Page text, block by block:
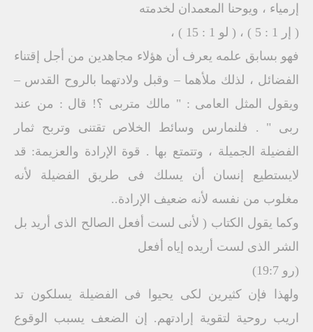
إرمياء ، ويوحنا المعمدان لخدمته
( إر 1 : 5 ) ، ( لو 1 : 15 ) ،
فهو بسابق علمه يعرف أن هؤلاء مجاهدين من أجل إقتناء
الفضائل ، لذلك ملأهما – وقبل ولادتهما بالروح القدس –
ويقول المثل العامى : " مالك متربى ؟! قال : من عند
ربى " . فلنمارس وسائط الخلاص تقتنى وتربح ثمار
الفضيلة الجميلة ، وتتمتع بها . قوة الإرادة والعزيمة: ‏قد
لايستطيع إنسان أن يسلك فى طريق الفضيلة لأنه
مغلوب من نفسه لأنه ضعيف الإرادة..
وكما يقول الكتاب ( لأنى لست أفعل الصالح الذى أريد بل
الشر الذى لست أريده إياه أفعل
(رو 19:7) ‏
ولهذا فإن كثيرين لكى يحيوا فى الفضيلة يسلكون تد
اريب روحية لتقوية إرادتهم. ‏إن الضعف يسبب الوقوع